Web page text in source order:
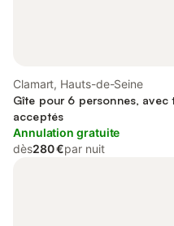
Clamart, Hauts-de-Seine
Gîte pour 6 personnes, avec
acceptés
Annulation gratuite
dès280 €par nuit